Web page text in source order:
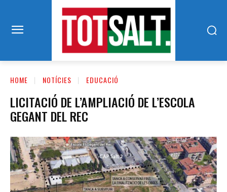
HOME NOTÍCIES EDUCACIÓ
LICITACIÓ DE L’AMPLIACIÓ DE L’ESCOLA
GEGANT DEL REC